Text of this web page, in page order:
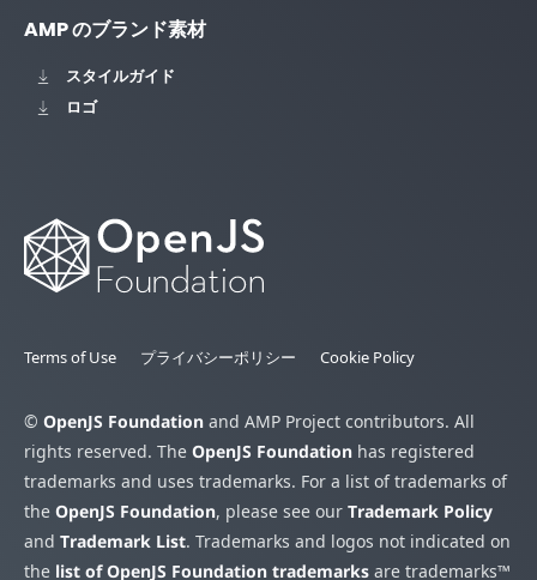
AMP のブランド素材
スタイルガイド
ロゴ
Terms of Use プライバシーポリシー Cookie Policy
© OpenJS Foundation and AMP Project contributors. All
rights reserved. The OpenJS Foundation has registered
trademarks and uses trademarks. For a list of trademarks of
the OpenJS Foundation, please see our Trademark Policy
and Trademark List. Trademarks and logos not indicated on
the list of OpenJS Foundation trademarks are trademarks™